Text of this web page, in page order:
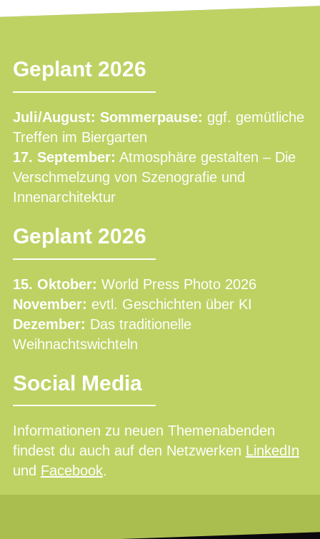
Geplant 2026
Juli/August: Sommerpause: ggf. gemütliche
Treffen im Biergarten
17. September: Atmosphäre gestalten – Die
Verschmelzung von Szenografie und
Innenarchitektur
Geplant 2026
15. Oktober: World Press Photo 2026
November: evtl. Geschichten über KI
Dezember: Das traditionelle
Weihnachtswichteln
Social Media
Informationen zu neuen Themenabenden
findest du auch auf den Netzwerken LinkedIn
und Facebook.